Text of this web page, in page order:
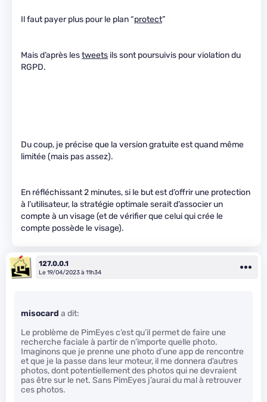
Il faut payer plus pour le plan “protect”
Mais d’après lestweets ils sont poursuivis pour violation du
RGPD.
Du coup, je précise que la version gratuite est quand même
limitée (mais pas assez).
En réfléchissant 2 minutes, si le but est d’offrir une protection
à l’utilisateur, la stratégie optimale serait d’associer un
compte à un visage (et de vérifier que celui qui crée le
compte possède le visage).
127.0.0.1
Le 19/04/2023 à 11h34
misocard a dit:
Le problème de PimEyes c’est qu’il permet de faire une
recherche faciale à partir de n’importe quelle photo.
Imaginons que je prenne une photo d’une app de rencontre
et que je la passe dans leur moteur, il me donnera d’autres
photos, dont potentiellement des photos qui ne devraient
pas être sur le net. Sans PimEyes j’aurai du mal à retrouver
ces photos.